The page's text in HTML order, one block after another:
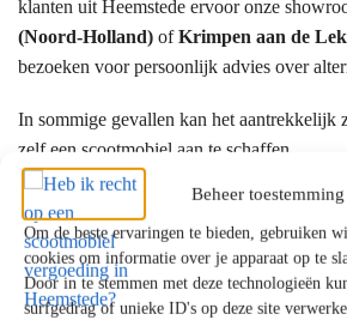
Beheer toestemming
Om de beste ervaringen te bieden, gebruiken
cookies om informatie over je apparaat op te
Door in te stemmen met deze technologieën
surfgedrag of unieke ID's op deze site
klanten uit Heemstede ervoor onze
(Noord-Holland) ofKrimpen aan de
bezoeken voor persoonlijk advies over
In sommige gevallen kan het aantrekkelijk
zelf een scootmobiel aan te schaffen.
Hoe vraagt u ondersteuning
De aanvraag verloopt meestal via:
Het Wmo-loket van uw gemeente